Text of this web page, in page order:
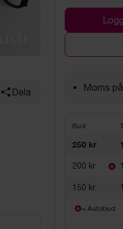
Dela Moms
Bud
250 kr
200 kr
150 kr
= Autobud